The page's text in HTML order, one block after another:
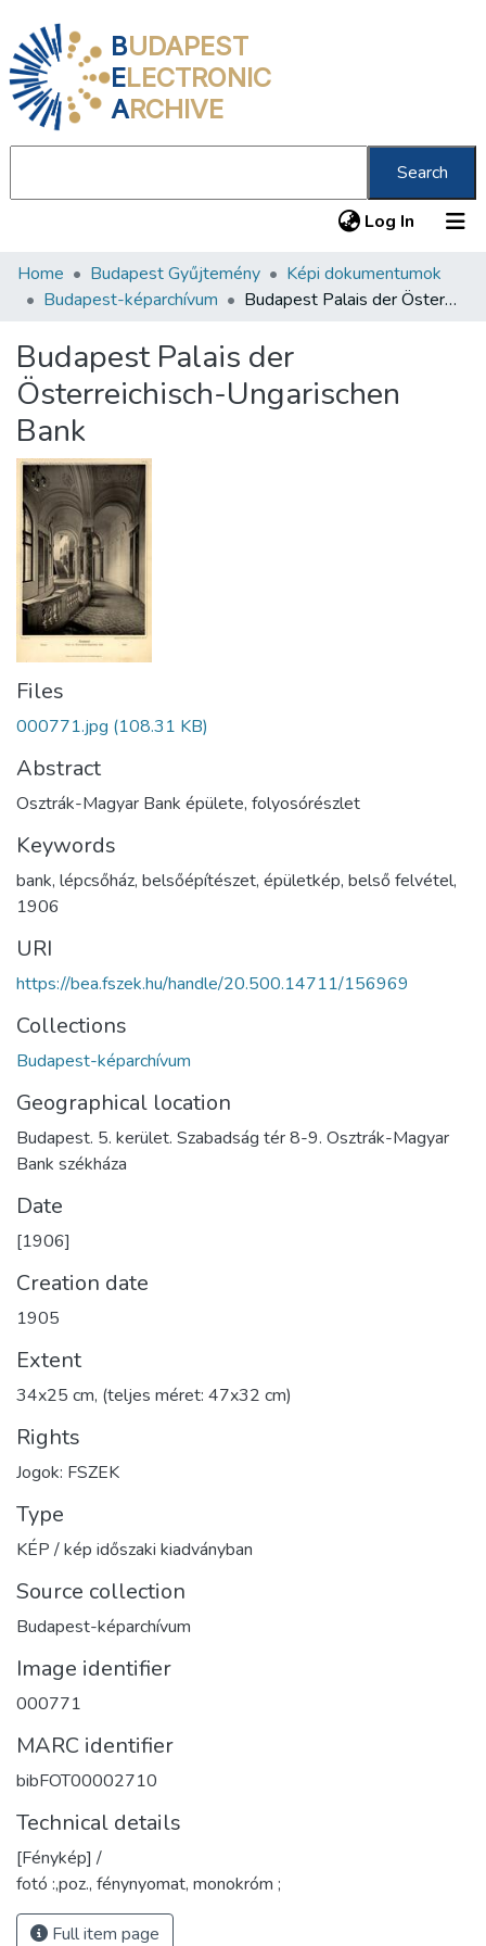
BUDAPEST
ELECTRONIC
ARCHIVE
Search
Log In (current)
Communities & Collections
Statistics
About us
Home Budapest Gyűjtemény
Képi dokumentumok
Budapest-képarchívum
Budapest Palais der Österreichisch-Ungarischen Bank
Budapest Palais der
Österreichisch-Ungarischen
Bank
Files
000771.jpg (108.31 KB)
Abstract
Osztrák-Magyar Bank épülete, folyosórészlet
Keywords
bank, lépcsőház, belsőépítészet, épületkép, belső felvétel,
1906
URI
https://bea.fszek.hu/handle/20.500.14711/156969
Collections
Budapest-képarchívum
Geographical location
Budapest. 5. kerület. Szabadság tér 8-9. Osztrák-Magyar
Bank székháza
Date
[1906]
Creation date
1905
Extent
34x25 cm, (teljes méret: 47x32 cm)
Rights
Jogok: FSZEK
Type
KÉP / kép időszaki kiadványban
Source collection
Budapest-képarchívum
Image identifier
000771
MARC identifier
bibFOT00002710
Technical details
[Fénykép] /
fotó :,poz., fénynyomat, monokróm ;
Full item page